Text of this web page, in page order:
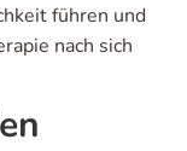
führen und
nach sich